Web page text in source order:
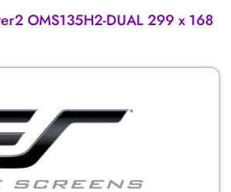
OMS135H2-DUAL 299 x 168